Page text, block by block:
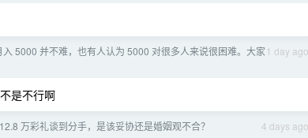
1 day ago
5000 并不难，也有人认为 5000 对很多人来说很困难。大家
是不行啊
4 days ago
万彩礼谈到分手，是该妥协还是婚姻观不合？